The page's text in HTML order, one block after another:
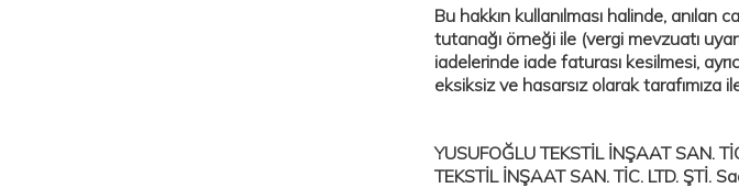
Bu hakkın kullanılması halinde, anılan
tutanağı örneği ile (vergi mevzuatı
iadelerinde iade faturası kesilmesi,
eksiksiz ve hasarsız olarak tarafımıza
YUSUFOĞLU TEKSTİL İNŞAAT SAN.
TEKSTİL İNŞAAT SAN. TİC. LTD. ŞTİ.